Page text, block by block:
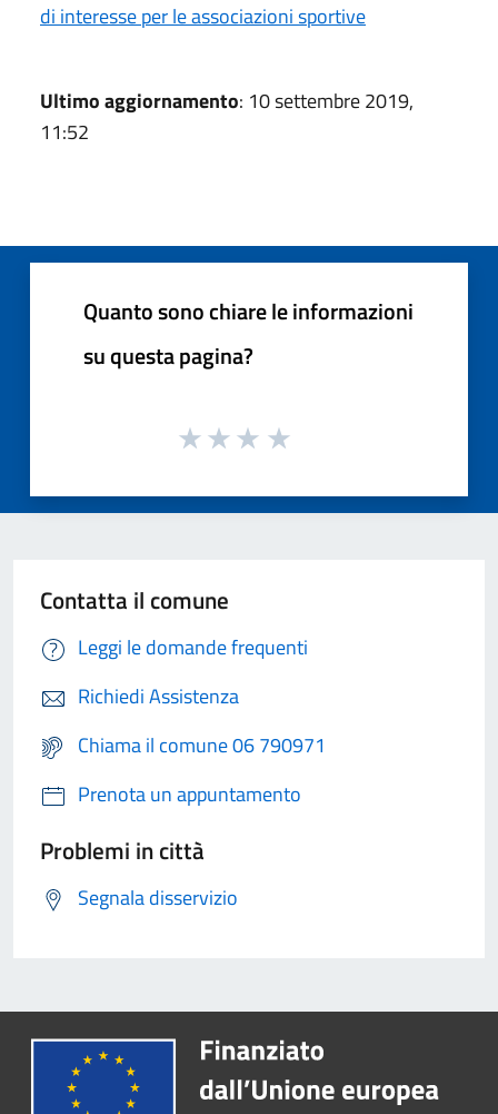
di interesse per le associazioni sportive
Ultimo aggiornamento: 10 settembre 2019,
11:52
Quanto sono chiare le informazioni
su questa pagina?
Contatta il comune
Leggi le domande frequenti
Richiedi Assistenza
Chiama il comune 06 790971
Prenota un appuntamento
Problemi in città
Segnala disservizio